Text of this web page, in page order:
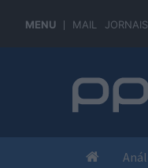
MENU MAIL JORNAIS